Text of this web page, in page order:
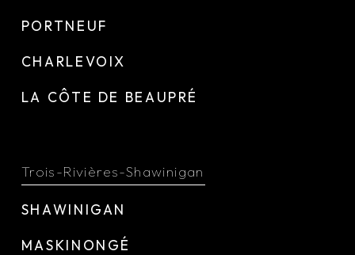
PORTNEUF
CHARLEVOIX
LA CÔTE DE BEAUPRÉ
Trois-Rivières-Shawinigan
SHAWINIGAN
MASKINONGÉ